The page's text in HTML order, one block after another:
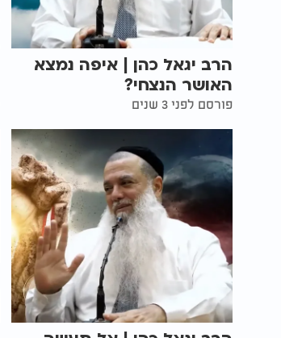
הרב יגאל כהן | איפה נמצא
האושר הנצחי?
פורסם לפני 3 שנים